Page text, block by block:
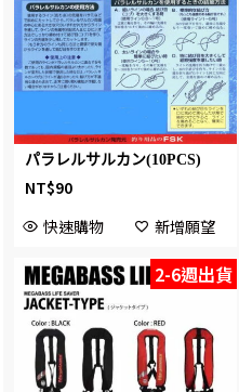
パラレルサルカン(10PCS)
NT$90
快速購物
新增願望
2-6週出貨